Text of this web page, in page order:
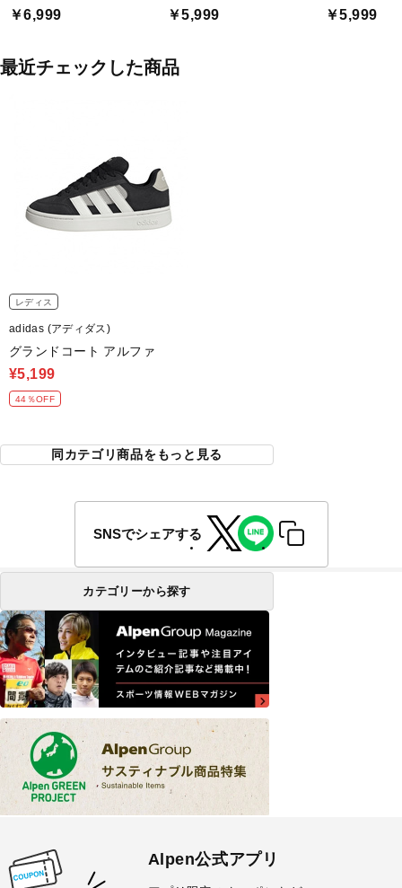
￥6,999 ￥5,999 ￥5,999
最近チェックした商品
レディス
adidas (アディダス)
グランドコート アルファ
¥5,199
44％OFF
同カテゴリ商品をもっと見る
SNSでシェアする
カテゴリーから探す
Alpen公式アプリ